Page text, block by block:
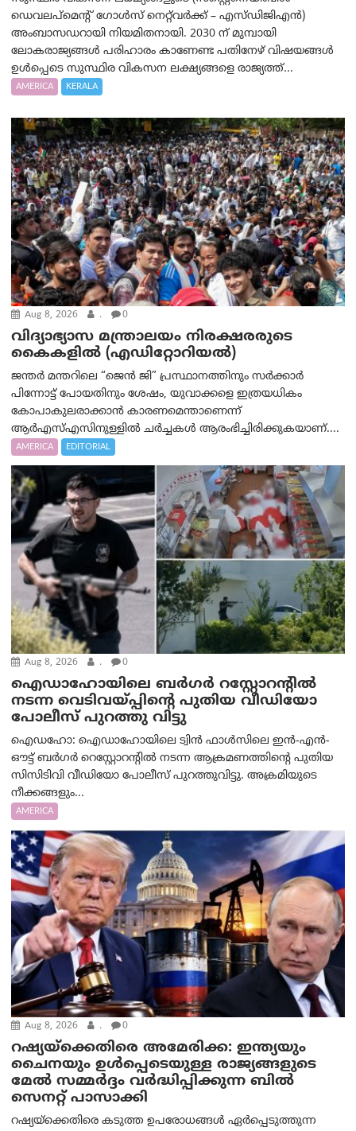
ഡെവലപ്‌മെന്റ് ഗോൾസ് നെറ്റ്‌വർക്ക് – എസ്ഡിജിഎൻ)
അംബാസഡറായി നിയമിതനായി. 2030 ന് മുമ്പായി
ലോകരാജ്യങ്ങൾ പരിഹാരം കാണേണ്ട പതിനേഴ് വിഷയങ്ങൾ
ഉൾപ്പെടെ സുസ്ഥിര വികസന ലക്ഷ്യങ്ങളെ രാജ്യത്ത്...
AMERICA KERALA
Aug 8, 2026 . 0
വിദ്യാഭ്യാസ മന്ത്രാലയം നിരക്ഷരരുടെ
കൈകളിൽ (എഡിറ്റോറിയല്‍)
ജന്തർ മന്തറിലെ “ജെൻ ജി” പ്രസ്ഥാനത്തിനും സർക്കാർ
പിന്നോട്ട് പോയതിനും ശേഷം, യുവാക്കളെ ഇത്രയധികം
കോപാകുലരാക്കാൻ കാരണമെന്താണെന്ന്
ആർ‌എസ്‌എസിനുള്ളിൽ ചർച്ചകൾ ആരംഭിച്ചിരിക്കുകയാണ്....
AMERICA EDITORIAL
Aug 8, 2026 . 0
ഐഡാഹോയിലെ ബർഗർ റസ്റ്റോറന്റിൽ
നടന്ന വെടിവയ്പ്പിന്റെ പുതിയ വീഡിയോ
പോലീസ് പുറത്തു വിട്ടു
ഐഡഹോ: ഐഡാഹോയിലെ ട്വിൻ ഫാൾസിലെ ഇൻ-എൻ-
ഔട്ട് ബർഗർ റെസ്റ്റോറന്റിൽ നടന്ന ആക്രമണത്തിന്റെ പുതിയ
സിസിടിവി വീഡിയോ പോലീസ് പുറത്തുവിട്ടു. അക്രമിയുടെ
നീക്കങ്ങളും...
AMERICA
Aug 8, 2026 . 0
റഷ്യയ്‌ക്കെതിരെ അമേരിക്ക: ഇന്ത്യയും
ചൈനയും ഉൾപ്പെടെയുള്ള രാജ്യങ്ങളുടെ
മേൽ സമ്മർദ്ദം വർദ്ധിപ്പിക്കുന്ന ബിൽ
സെനറ്റ് പാസാക്കി
റഷ്യയ്‌ക്കെതിരെ കടുത്ത ഉപരോധങ്ങൾ ഏർപ്പെടുത്തുന്ന